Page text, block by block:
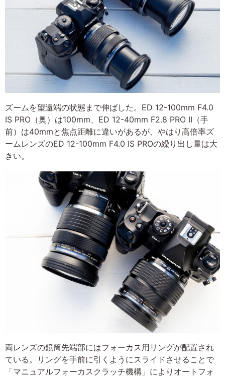
ズームを望遠端の状態まで伸ばした。ED 12-100mm F4.0
IS PRO（奥）は100mm、ED 12-40mm F2.8 PRO II（手
前）は40mmと焦点距離に違いがあるが、やはり高倍率ズ
ームレンズのED 12-100mm F4.0 IS PROの繰り出し量は大
きい。
両レンズの鏡筒先端部にはフォーカス用リングが配置され
ている。リングを手前に引くようにスライドさせることで
「マニュアルフォーカスクラッチ機構」によりオートフォ